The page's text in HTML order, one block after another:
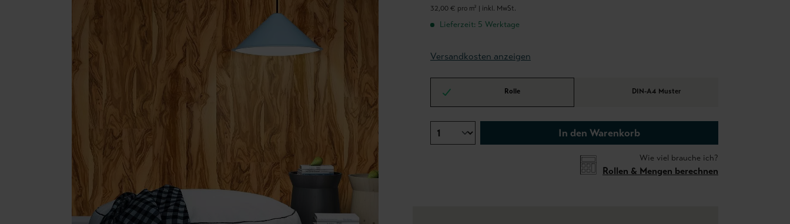
32,00 € pro m² | inkl. MwSt.
Lieferzeit: 5 Werktage
Versandkosten anzeigen
Rolle DIN-A4 Muster
In den Warenkorb
Wie viel brauche ich?
Rollen & Mengen berechnen